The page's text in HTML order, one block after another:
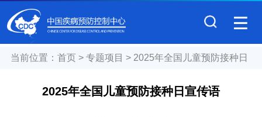
当前位置： 首页> 专题项目 > 2025年全国儿童预防接种日
2025年全国儿童预防接种日宣传语